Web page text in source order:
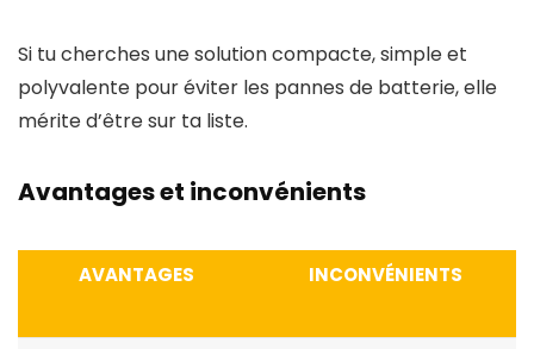
Si tu cherches une solution compacte, simple et
polyvalente pour éviter les pannes de batterie, elle
mérite d’être sur ta liste.
Avantages et inconvénients
AVANTAGES INCONVÉNIENTS